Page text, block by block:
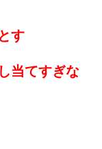
す
当てすぎな